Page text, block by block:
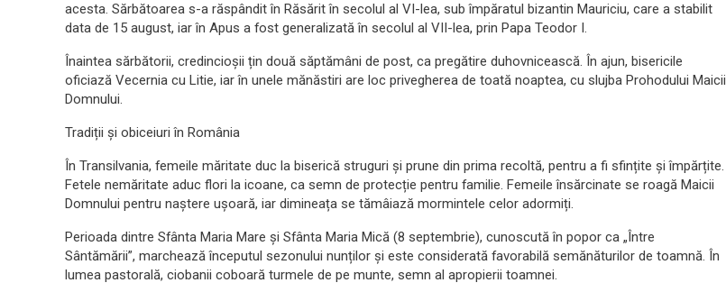
acesta. Sărbătoarea s-a răspândit în Răsărit în secolul al VI-lea, sub împăratul bizantin Mauriciu, care a stabilit
data de 15 august, iar în Apus a fost generalizată în secolul al VII-lea, prin Papa Teodor I.
Înaintea sărbătorii, credincioșii țin două săptămâni de post, ca pregătire duhovnicească. În ajun, bisericile
oficiază Vecernia cu Litie, iar în unele mănăstiri are loc privegherea de toată noaptea, cu slujba Prohodului Maicii
Domnului.
Tradiții și obiceiuri în România
În Transilvania, femeile măritate duc la biserică struguri și prune din prima recoltă, pentru a fi sfințite și împărțite.
Fetele nemăritate aduc flori la icoane, ca semn de protecție pentru familie. Femeile însărcinate se roagă Maicii
Domnului pentru naștere ușoară, iar dimineața se tămâiază mormintele celor adormiți.
Perioada dintre Sfânta Maria Mare și Sfânta Maria Mică (8 septembrie), cunoscută în popor ca „Între
Sântămării”, marchează începutul sezonului nunților și este considerată favorabilă semănăturilor de toamnă. În
lumea pastorală, ciobanii coboară turmele de pe munte, semn al apropierii toamnei.